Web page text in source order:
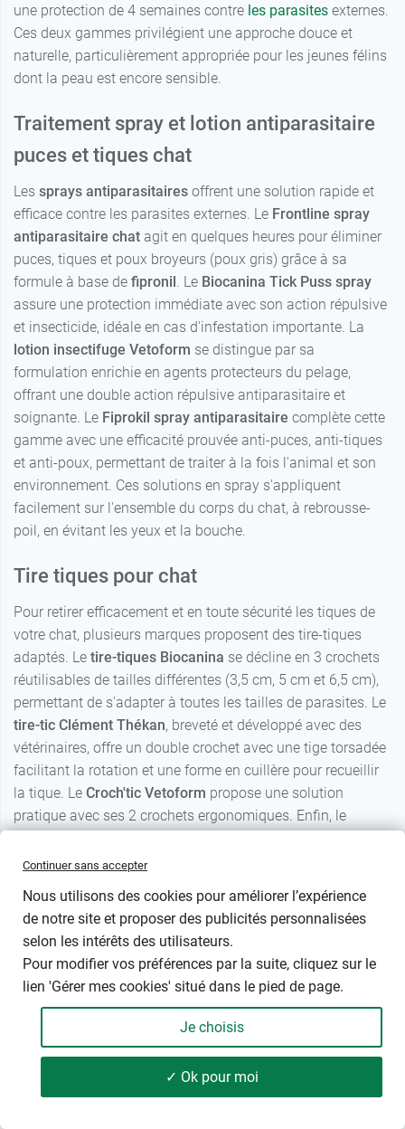
35 produits FILTRER
une protection de 4 semaines contre les parasites externes.
Ces deux gammes privilégient une approche douce et
naturelle, particulièrement appropriée pour les jeunes félins
dont la peau est encore sensible.
Traitement spray et lotion antiparasitaire
puces et tiques chat
Les sprays antiparasitaires offrent une solution rapide et
efficace contre les parasites externes. Le Frontline spray
antiparasitaire chat agit en quelques heures pour éliminer
puces, tiques et poux broyeurs (poux gris) grâce à sa
formule à base de fipronil . Le Biocanina Tick Puss spray
assure une protection immédiate avec son action répulsive
et insecticide, idéale en cas d'infestation importante. La
lotion insectifuge Vetoform se distingue par sa
formulation enrichie en agents protecteurs du pelage,
offrant une double action répulsive antiparasitaire et
soignante. Le Fiprokil spray antiparasitaire complète cette
gamme avec une efficacité prouvée anti-puces, anti-tiques
et anti-poux, permettant de traiter à la fois l'animal et son
environnement. Ces solutions en spray s'appliquent
facilement sur l'ensemble du corps du chat, à rebrousse-
poil, en évitant les yeux et la bouche.
Tire tiques pour chat
Pour retirer efficacement et en toute sécurité les tiques de
votre chat, plusieurs marques proposent des tire-tiques
adaptés. Le tire-tiques Biocanina se décline en 3 crochets
réutilisables de tailles différentes (3,5 cm, 5 cm et 6,5 cm),
permettant de s'adapter à toutes les tailles de parasites. Le
tire-tic Clément Thékan, breveté et développé avec des
vétérinaires, offre un double crochet avec une tige torsadée
facilitant la rotation et une forme en cuillère pour recueillir
la tique. Le Croch'tic Vetoform propose une solution
pratique avec ses 2 crochets ergonomiques. Enfin, le
d'outils spécialisés, tous conçus pour extraire la tique en un
le risque de transmission de maladies comme la
piroplasmose ou la maladie de Lyme.
Nos marques - Anti puce et tique chat
Beaphar chien et chat
Produits vétérinaires
Continuer sans accepter
Nous utilisons des cookies pour améliorer l’expérience
de notre site et proposer des publicités personnalisées
selon les intérêts des utilisateurs.
Pour modifier vos préférences par la suite, cliquez sur le
lien 'Gérer mes cookies' situé dans le pied de page.
Je choisis
✓ Ok pour moi